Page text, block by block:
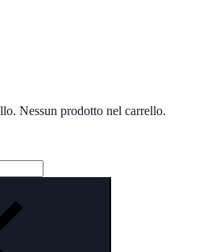
Nessun prodotto nel carrello.